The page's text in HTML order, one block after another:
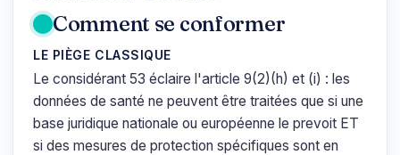
Comment se conformer
LE PIÈGE CLASSIQUE
Le considérant 53 éclaire l'article 9(2)(h) et (i) : les
données de santé ne peuvent être traitées que si une
base juridique nationale ou européenne le prevoit ET
si des mesures de protection spécifiques sont en